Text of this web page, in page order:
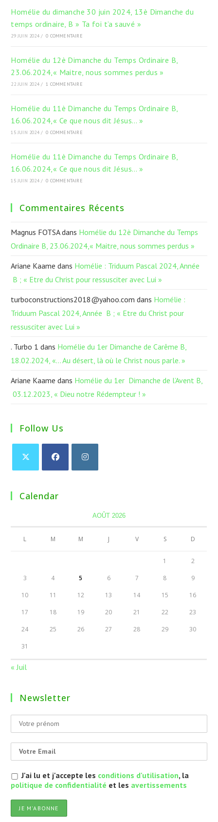
Homélie du dimanche 30 juin 2024, 13è Dimanche du
temps ordinaire, B » Ta foi t’a sauvé »
29 JUIN 2024 / 0 COMMENTAIRE
Homélie du 12è Dimanche du Temps Ordinaire B,
23.06.2024,« Maitre, nous sommes perdus »
22 JUIN 2024 / 1 COMMENTAIRE
Homélie du 11è Dimanche du Temps Ordinaire B,
16.06.2024,« Ce que nous dit Jésus… »
15 JUIN 2024 / 0 COMMENTAIRE
Homélie du 11è Dimanche du Temps Ordinaire B,
16.06.2024,« Ce que nous dit Jésus… »
15 JUIN 2024 / 0 COMMENTAIRE
Commentaires Récents
Magnus FOTSAdans Homélie du 12è Dimanche du Temps
Ordinaire B, 23.06.2024,« Maitre, nous sommes perdus »
Ariane Kaame dans Homélie : Triduum Pascal 2024, Année
B ; « Etre du Christ pour ressusciter avec Lui »
turboconstructions2018@yahoo.com dans Homélie :
Triduum Pascal 2024, Année B ; « Etre du Christ pour
ressusciter avec Lui »
. Turbo 1 dans Homélie du 1er Dimanche de Carême B,
18.02.2024, «… Au désert, là où le Christ nous parle. »
Ariane Kaame dans Homélie du 1er Dimanche de l’Avent B,
03.12.2023, « Dieu notre Rédempteur ! »
Follow Us
Calendar
AOÛT 2026
L M M J V S D
1 2
3 4 5 6 7 8 9
10 11 12 13 14 15 16
17 18 19 20 21 22 23
24 25 26 27 28 29 30
31
« Juil
Newsletter
J'ai lu et j'accepte les conditions d'utilisation, la
politique de confidentialité et les avertissements